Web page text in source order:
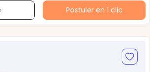
Postuler en 1 clic